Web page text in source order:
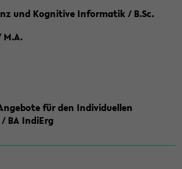
und Kognitive Informatik / B.Sc.
für den Individuellen
BA IndiErg